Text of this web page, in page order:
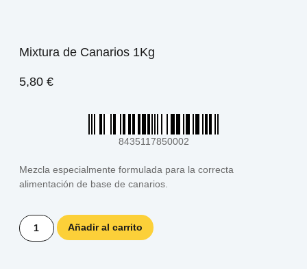
Mixtura de Canarios 1Kg
5,80 €
8435117850002
Mezcla especialmente formulada para la correcta
alimentación de base de canarios.
Añadir al carrito